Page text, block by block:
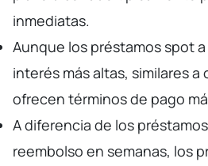
inmediatas.
Aunque los préstamos spot
interés más altas, similares
ofrecen términos de pago
A diferencia de los
reembolso en semanas, los